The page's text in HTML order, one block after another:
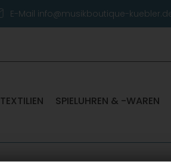
E-Mail info@musikboutique-
TEXTILIEN SPIELUHREN & -WAREN